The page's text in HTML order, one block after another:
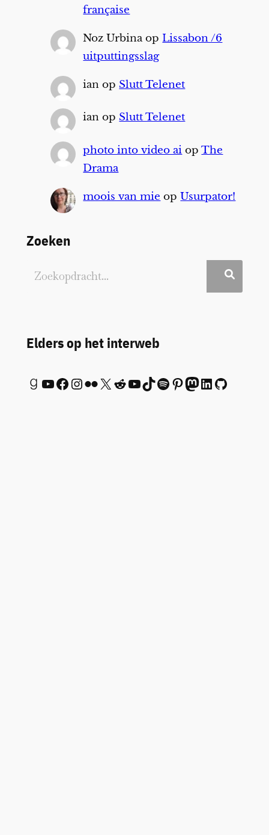
française
Noz UrbinaopLissabon /6
uitputtingsslag
ian op Slutt Telenet
ian op Slutt Telenet
photo into video ai opThe
Drama
moois van mie opUsurpator!
Zoeken
Elders op het interweb
Goodreads YouTube Facebook InstagramFlickr X Reddit YouTube TikTok Spotify Pinterest Mastodon LinkedIn GitHub